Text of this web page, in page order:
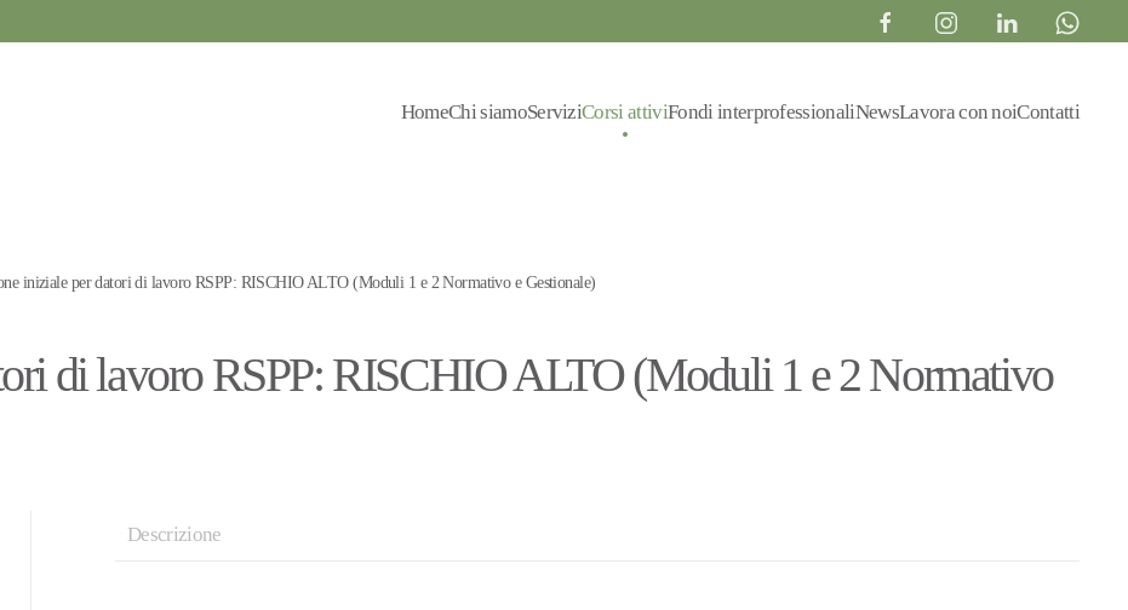
HomeChi siamoServiziCorsi attiviFondi interprofessionaliNewsLavora con noiContatti
iniziale per datori di lavoro RSPP: RISCHIO ALTO (Moduli 1 e 2 Normativo e Gestionale)
di lavoro RSPP: RISCHIO ALTO (Moduli 1 e 2 Normativo
Descrizione